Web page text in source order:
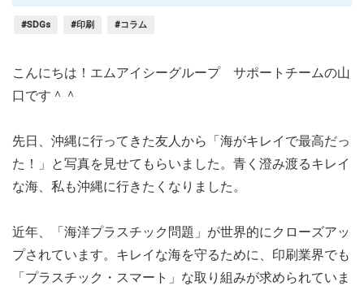
#SDGs #印刷 #コラム
こんにちは！エムアイシーグループ サポートチームの山
口です＾＾
先日、沖縄に行ってきた友人から「海がキレイで最高だっ
た！」と写真を見せてもらいました。青く澄み渡るキレイ
な海、私も沖縄に行きたくなりました。
近年、「海洋プラスチック問題」が世界的にクローズアッ
プされています。キレイな海を守るために、印刷業界でも
「プラスチック・スマート」な取り組みが求められていま